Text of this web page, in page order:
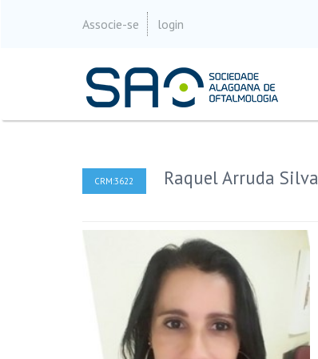
Associe-se login
CRM:3622 Raquel Arruda Silva